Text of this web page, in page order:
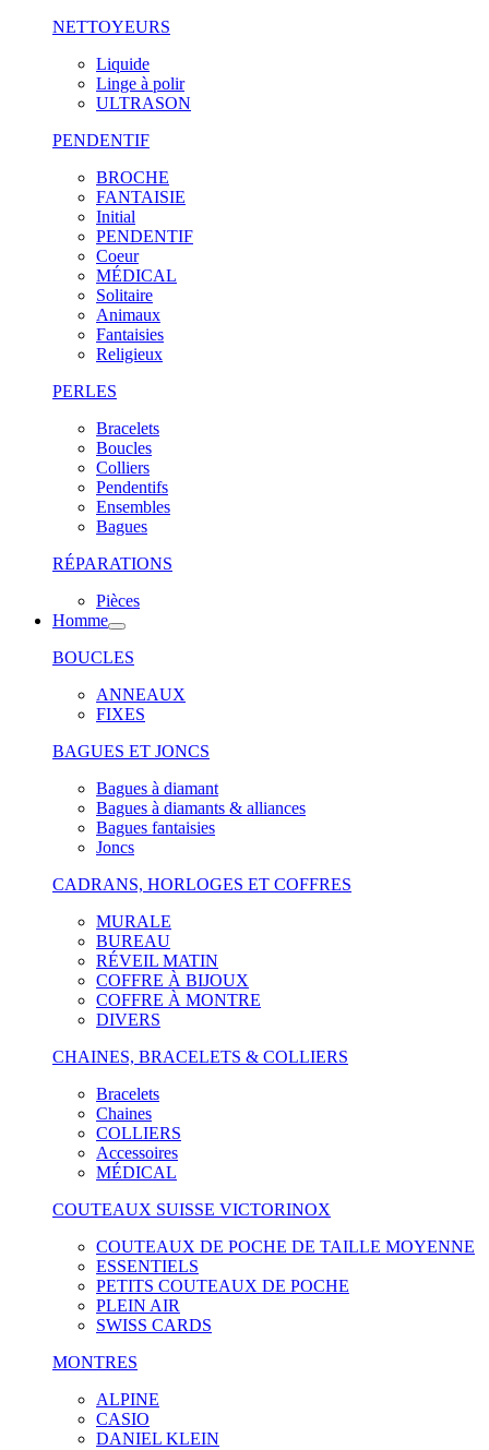
NETTOYEURS
Liquide
Linge à polir
ULTRASON
PENDENTIF
BROCHE
FANTAISIE
Initial
PENDENTIF
Coeur
MÉDICAL
Solitaire
Animaux
Fantaisies
Religieux
PERLES
Bracelets
Boucles
Colliers
Pendentifs
Ensembles
Bagues
RÉPARATIONS
Pièces
Homme
BOUCLES
ANNEAUX
FIXES
BAGUES ET JONCS
Bagues à diamant
Bagues à diamants & alliances
Bagues fantaisies
Joncs
CADRANS, HORLOGES ET COFFRES
MURALE
BUREAU
RÉVEIL MATIN
COFFRE À BIJOUX
COFFRE À MONTRE
DIVERS
CHAINES, BRACELETS & COLLIERS
Bracelets
Chaines
COLLIERS
Accessoires
MÉDICAL
COUTEAUX SUISSE VICTORINOX
COUTEAUX DE POCHE DE TAILLE MOYENNE
ESSENTIELS
PETITS COUTEAUX DE POCHE
PLEIN AIR
SWISS CARDS
MONTRES
ALPINE
CASIO
DANIEL KLEIN